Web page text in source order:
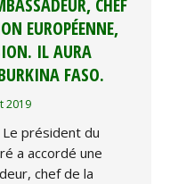
CHEF
EUROPÉENNE,
IL AURA
FASO.
2019
président du
a accordé une
chef de la